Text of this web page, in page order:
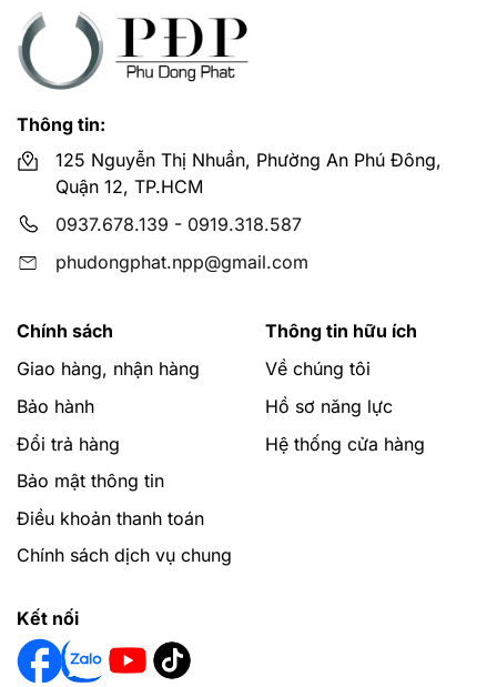
Mua đồ phụ kiện nhà tắm Caesar ở đâu giá
rẻ?
Phú Đông Phát là đại lý cấp 1 hãng thiết bị vệ sinh
TPHCM, Bình Dương.
Hỗ trợ giao hàng miễn phí với đơn hàng tại các quận
Thạnh, Phú Nhuận, Tân Bình, Thủ Đức, Bình Tân, Tân
Phú, Dĩ An (Bình Dương), các khu vực và tỉnh thành
Mọi chi tiết xin liên hệ website:phudongphat.vn
miễn phí qua cuộc gọi hoặc zalo.
Thông tin:
125 Nguyễn Thị Nhuần, Phường An Phú Đông,
Quận 12, TP.HCM
0937.678.139 - 0919.318.587
phudongphat.npp@gmail.com
Chính sách
Giao hàng, nhận hàng
Bảo hành
Đổi trả hàng
Bảo mật thông tin
Điều khoản thanh toán
Chính sách dịch vụ chung
Thông tin hữu ích
Về chúng tôi
Hồ sơ năng lực
Hệ thống cửa hàng
Kết nối